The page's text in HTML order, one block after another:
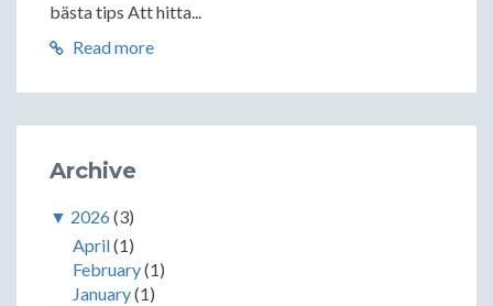
bästa tips Att hitta...
Read more
Archive
▼ 2026(3)
April(1)
February(1)
January(1)